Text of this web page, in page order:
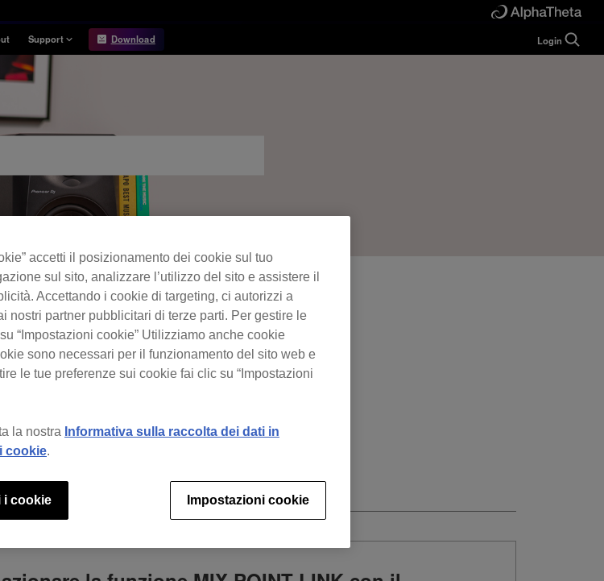
Support
Information
Release Notes
Requirements
Download Login
FAQ
accetti il posizionamento dei cookie sul tuo
sul sito, analizzare l’utilizzo del sito e assistere il
Accettando i cookie di targeting, ci autorizzi a
nostri partner pubblicitari di terze parti. Per gestire le
“Impostazioni cookie” Utilizziamo anche cookie
sono necessari per il funzionamento del sito web e
le tue preferenze sui cookie fai clic su “Impostazioni
la nostra Informativa sulla raccolta dei dati in
cookie.
Impostazioni cookie
i cookie